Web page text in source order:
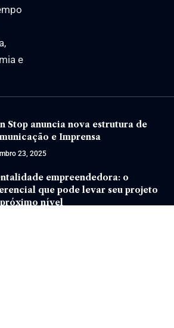
e
Stop anuncia nova estrutura de
e Imprensa
23, 2025
empreendedora: o
que pode levar seu projeto
nível